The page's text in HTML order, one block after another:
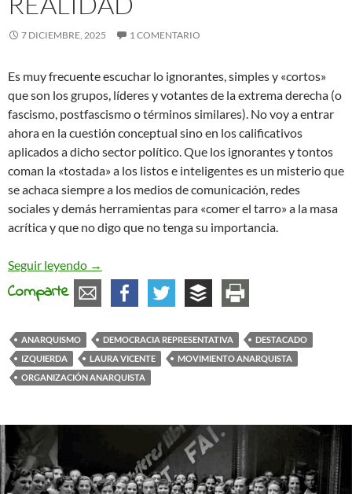
7 DICIEMBRE, 2025 1 COMENTARIO
Es muy frecuente escuchar lo ignorantes, simples y «cortos»
que son los grupos, líderes y votantes de la extrema derecha (o
fascismo, postfascismo o términos similares). No voy a entrar
ahora en la cuestión conceptual sino en los calificativos
aplicados a dicho sector político. Que los ignorantes y tontos
coman la «tostada» a los listos e inteligentes es un misterio que
se achaca siempre a los medios de comunicación, redes
sociales y demás herramientas para «comer el tarro» a la masa
acrítica y que no digo que no tenga su importancia.
Seguir leyendo La teoría no transforma la realidad
→
Comparte
ANARQUISMO DEMOCRACIA REPRESENTATIVA
DESTACADO
IZQUIERDA
LAURA VICENTE
MOVIMIENTO ANARQUISTA
ORGANIZACIÓN ANARQUISTA